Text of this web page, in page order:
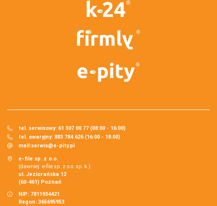
tel. serwisowy: 61 307 00 77 (08:00 - 16:00)
tel. awaryjny: 883 784 626 (16:00 - 18:00)
mail:serwis@e-pity.pl
e-file sp. z o.o.
(dawniej: e-file sp. z o.o. sp. k.)
ul. Jeziorańska 12
(60-461) Poznań
NIP: 7811934421
Regon: 365695953